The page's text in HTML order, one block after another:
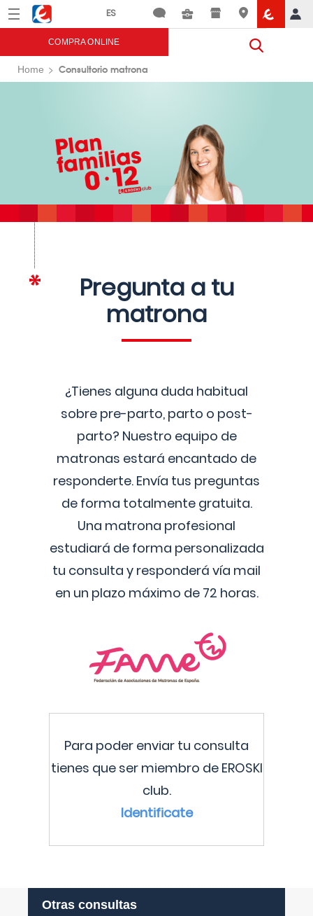
Menú Eroski
COMPRA ONLINE
Home Consultorio matrona
Pregunta a tu
matrona
¿Tienes alguna duda habitual
sobre pre-parto, parto o post-
parto? Nuestro equipo de
matronas estará encantado de
responderte. Envía tus preguntas
de forma totalmente gratuita.
Una matrona profesional
estudiará de forma personalizada
tu consulta y responderá vía mail
en un plazo máximo de 72 horas.
Para poder enviar tu consulta
tienes que ser miembro de EROSKI
club.
Identificate
Otras consultas